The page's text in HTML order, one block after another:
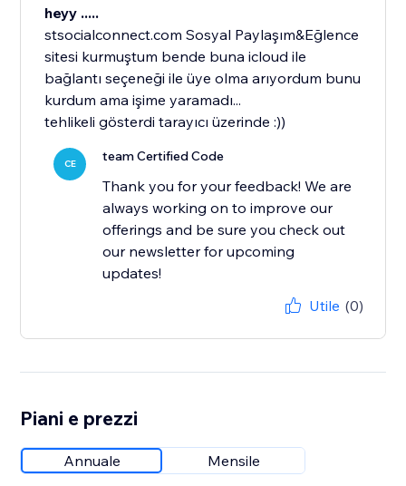
heyy .....
stsocialconnect.com Sosyal Paylaşım&Eğlence
sitesi kurmuştum bende buna icloud ile
bağlantı seçeneği ile üye olma arıyordum bunu
kurdum ama işime yaramadı...
tehlikeli gösterdi tarayıcı üzerinde :))
CE team Certified Code
Thank you for your feedback! We are
always working on to improve our
offerings and be sure you check out
our newsletter for upcoming
updates!
Utile (0)
Piani e prezzi
Annuale Mensile